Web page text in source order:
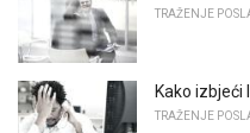
TRAŽENJE
Kako izbjeći
TRAŽENJE